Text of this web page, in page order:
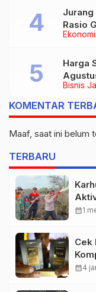
Ekonomi
Rasio
2026
Bisnis
Harga
Jadi
KOMENTAR
Maaf, saat ini belum
TERBARU
calendar_month1
Cek
calendar_month4